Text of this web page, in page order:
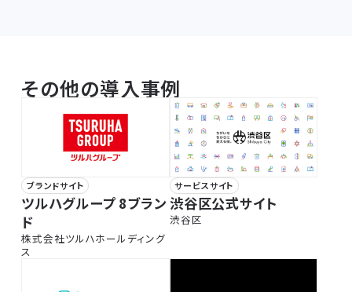
その他の導入事例
ブランドサイト
ツルハグループ 8ブラン
ド
株式会社ツルハホールディング
ス
サービスサイト
渋谷区公式サイト
渋谷区